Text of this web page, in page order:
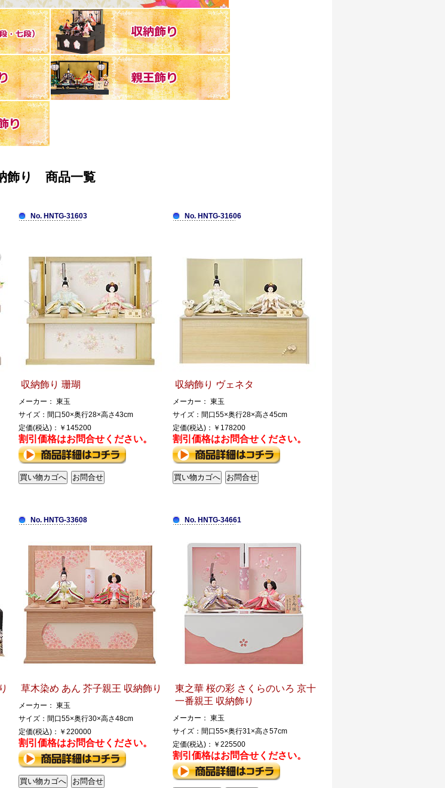
り 商品一覧
No. HNTG-31603
収納飾り 珊瑚
メーカー： 東玉
サイズ：間口50×奥行28×高さ43cm
定価(税込)：￥145200
割引価格はお問合せください。
No. HNTG-31606
収納飾り ヴェネタ
メーカー： 東玉
サイズ：間口55×奥行28×高さ45cm
定価(税込)：￥178200
割引価格はお問合せください。
No. HNTG-33608
草木染め あん 芥子親王 収納飾り
メーカー： 東玉
サイズ：間口55×奥行30×高さ48cm
定価(税込)：￥220000
割引価格はお問合せください。
No. HNTG-34661
東之華 桜の彩 さくらのいろ 京十
一番親王 収納飾り
メーカー： 東玉
サイズ：間口55×奥行31×高さ57cm
定価(税込)：￥225500
割引価格はお問合せください。